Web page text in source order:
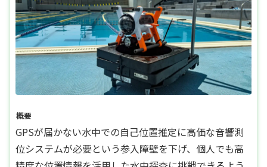
概要
GPSが届かない水中での自己位置推定に高価な音響測
位システムが必要という参入障壁を下げ、個人でも高